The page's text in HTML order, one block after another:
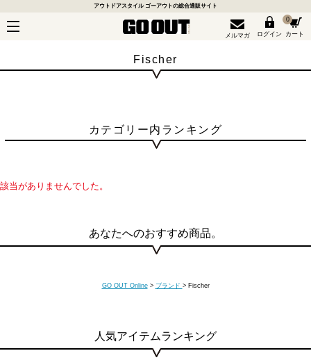
アウトドアスタイル ゴーアウトの総合通販サイト
メルマガ ログイン
0
カート
Fischer
カテゴリー内ランキング
該当がありませんでした。
あなたへのおすすめ商品。
GO OUT Online > ブランド > Fischer
人気アイテムランキング